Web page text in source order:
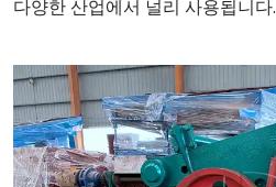
다양한 산업에서 널리 사용됩니다.